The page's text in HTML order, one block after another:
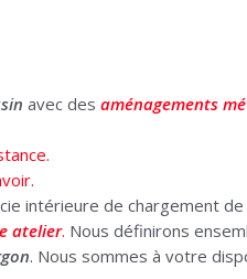
avec des aménagements
intérieure de chargement de
atelier. Nous définirons
. Nous sommes à votre